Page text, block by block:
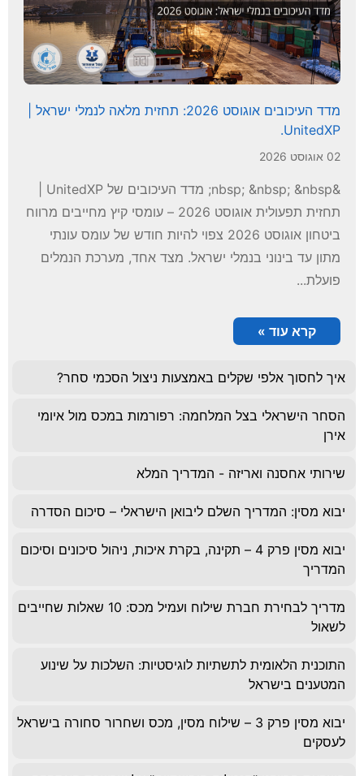
מדד העיכובים אוגוסט 2026: תחזית מלאה לנמלי ישראל |
UnitedXP.
02 אוגוסט 2026
תחזית תפעולית אוגוסט 2026 – עומסי קיץ מחייבים מרווח
ביטחון אוגוסט 2026 צפוי להיות חודש של עומס עונתי
מתון עד בינוני בנמלי ישראל. מצד אחד, מערכת הנמלים
פועלת...
קרא עוד »
איך לחסוך אלפי שקלים באמצעות ניצול הסכמי סחר?
הסחר הישראלי בצל המלחמה: רפורמות במכס מול איומי
אירן
שירותי אחסנה ואריזה - המדריך המלא
יבוא מסין: המדריך השלם ליבואן הישראלי – סיכום הסדרה
יבוא מסין פרק 4 – תקינה, בקרת איכות, ניהול סיכונים וסיכום
המדריך
מדריך לבחירת חברת שילוח ועמיל מכס: 10 שאלות שחייבים
לשאול
התוכנית הלאומית לתשתיות לוגיסטיות: השלכות על שינוע
המטענים בישראל
יבוא מסין פרק 3 – שילוח מסין, מכס ושחרור סחורה בישראל
לעסקים